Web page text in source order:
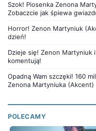
Szok! Piosenka Zenona
Zobaczcie jak śpiewa
Horror! Zenon Martyniuk
dzień!
Dzieje się! Zenon Martyniuk
komentują!
Opadną Wam szczęki! 160
Zenona Martyniuka (Akcent)
POLECAMY